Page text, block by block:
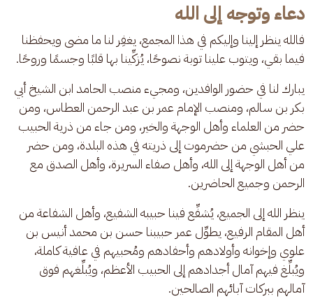
دعاء وتوجه إلى الله
فالله ينظر إلينا وإليكم في هذا المجمع، يغفِر لنا ما مضى ويحفظنا
فيما بقي، ويتوب علينا توبة نصوحًا، يُزكِّينا بها قلبًا وجسمًا وروحًا.
يبارك لنا في حضور الوافدين، ومجيء منصب الحامد ابن الشيخ أبي
بكر بن سالم، ومنصب الإمام عمر بن عبد الرحمن العطاس، ومن
حضر من العلماء وأهل الوجهة والخير، ومن جاء من ذرية الحبيب
علي الحبشي من حضرموت إلى ذريته في هذه البلدة، ومن حضر
من أهل الوجهة إلى الله، وأهل صفاء السريرة، وأهل الصدق مع
الرحمن وجميع الحاضرين.
ينظر الله إلى الجميع، يُشفِّع فينا حبيبه الشفيع، وأهل الشفاعة من
أهل المقام الرفيع، يطوِّل عمر حبيبنا حسن بن محمد أنيس بن
علوي وإخوانه وأولادهم وأحفادهم ومُحبيهم في عافية كاملة،
ويُبلِّغ فيهم آمال أجدادهم إلى الحبيب الأعظم، ويُبلِّغهم فوق
آمالهم ببركات آبائهم الصالحين.